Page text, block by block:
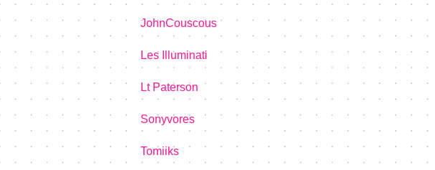
JohnCouscous
Les Illuminati
Lt Paterson
Sonyvores
Tomiiks